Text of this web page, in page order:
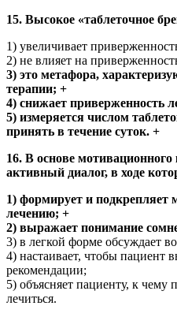
15. Высокое «таблеточное
1) увеличивает
2) не влияет на
3) это метафора,
терапии; +
4) снижает приверженность
5) измеряется числом
принять в течение суток. +
16. В основе
активный диалог, в ходе
1) формирует и подкрепляет
лечению; +
2) выражает понимание
3) в легкой форме обсуждает
4) настаивает, чтобы пациент
рекомендации;
5) объясняет пациенту, к чему
лечиться.